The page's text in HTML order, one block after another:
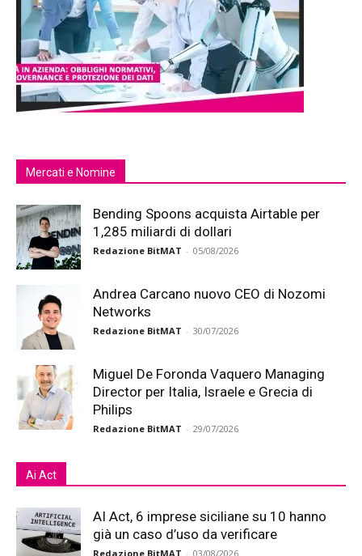
Mercati e Nomine
Bending Spoons acquista Airtable per
1,285 miliardi di dollari
Redazione BitMAT - 05/08/2026
Andrea Carcano nuovo CEO di Nozomi
Networks
Redazione BitMAT - 30/07/2026
Miguel De Foronda Vaquero Managing
Director per Italia, Israele e Grecia di
Philips
Redazione BitMAT - 29/07/2026
Ai Act
AI Act, 6 imprese siciliane su 10 hanno
già un caso d’uso da verificare
Redazione BitMAT - 03/08/2026